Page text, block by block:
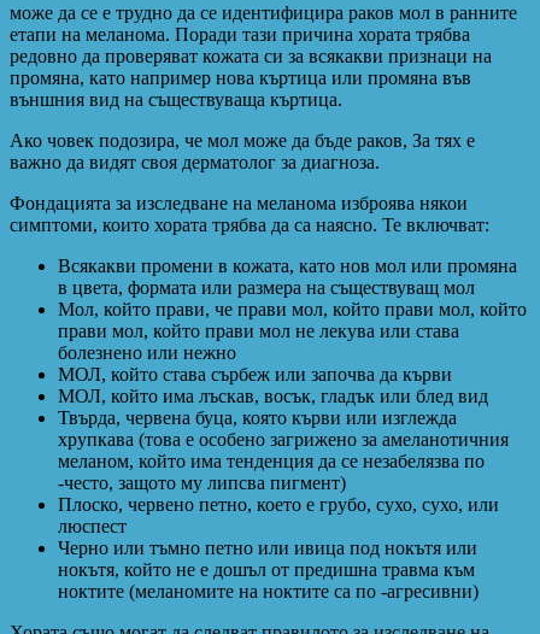
може да се е трудно да се идентифицира раков мол в ранните
етапи на меланома. Поради тази причина хората трябва
редовно да проверяват кожата си за всякакви признаци на
промяна, като например нова къртица или промяна във
външния вид на съществуваща къртица.
Ако човек подозира, че мол може да бъде раков, За тях е
важно да видят своя дерматолог за диагноза.
Фондацията за изследване на меланома изброява някои
симптоми, които хората трябва да са наясно. Те включват:
Всякакви промени в кожата, като нов мол или промяна
в цвета, формата или размера на съществуващ мол
Мол, който прави, че прави мол, който прави мол, който
прави мол, който прави мол не лекува или става
болезнено или нежно
МОЛ, който става сърбеж или започва да кърви
МОЛ, който има лъскав, восък, гладък или блед вид
Твърда, червена буца, която кърви или изглежда
хрупкава (това е особено загрижено за амеланотичния
меланом, който има тенденция да се незабелязва по
-често, защото му липсва пигмент)
Плоско, червено петно, което е грубо, сухо, сухо, или
люспест
Черно или тъмно петно ​​или ивица под нокътя или
нокътя, който не е дошъл от предишна травма към
ноктите (меланомите на ноктите са по -агресивни)